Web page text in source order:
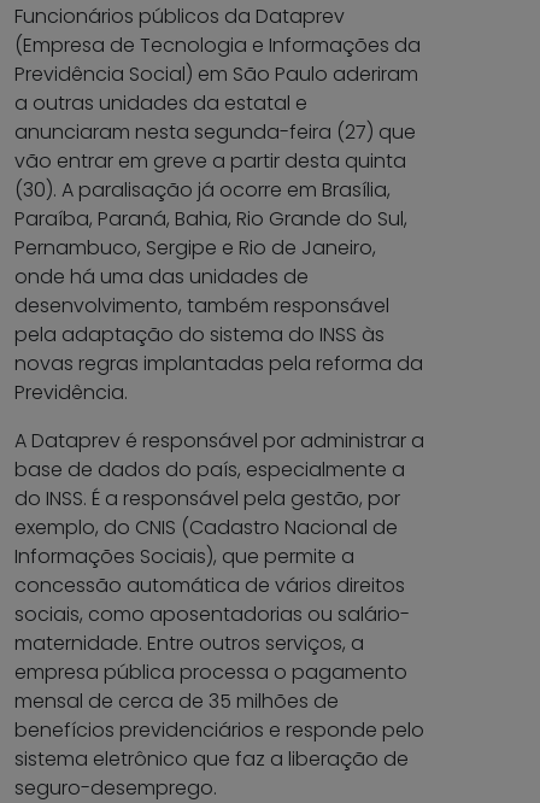
Funcionários públicos da Dataprev
(Empresa de Tecnologia e Informações da
Previdência Social) em São Paulo aderiram
a outras unidades da estatal e
anunciaram nesta segunda-feira (27) que
vão entrar em greve a partir desta quinta
(30). A paralisação já ocorre em Brasília,
Paraíba, Paraná, Bahia, Rio Grande do Sul,
Pernambuco, Sergipe e Rio de Janeiro,
onde há uma das unidades de
desenvolvimento, também responsável
pela adaptação do sistema do INSS às
novas regras implantadas pela reforma da
Previdência.
A Dataprev é responsável por administrar a
base de dados do país, especialmente a
do INSS. É a responsável pela gestão, por
exemplo, do CNIS (Cadastro Nacional de
Informações Sociais), que permite a
concessão automática de vários direitos
sociais, como aposentadorias ou salário-
maternidade. Entre outros serviços, a
empresa pública processa o pagamento
mensal de cerca de 35 milhões de
benefícios previdenciários e responde pelo
sistema eletrônico que faz a liberação de
seguro-desemprego.